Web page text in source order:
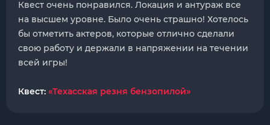
Квест очень понравился. Локация и антураж все
на высшем уровне. Было очень страшно! Хотелось
бы отметить актеров, которые отлично сделали
свою работу и держали в напряжении на течении
всей игры!
Квест: «Техасская резня бензопилой»